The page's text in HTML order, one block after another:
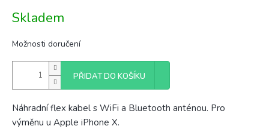
cena:
Skladem
Možnosti doručení
PŘIDAT DO KOŠÍKU
Náhradní flex kabel s WiFi a Bluetooth anténou. Pro
výměnu u Apple iPhone X.